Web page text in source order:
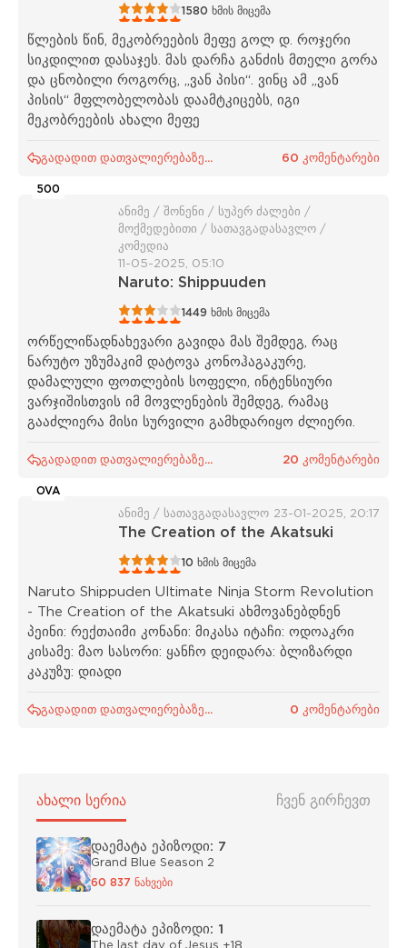
1580 ხმის მიცემა
წლების წინ, მეკობრეების მეფე გოლ დ. როჯერი
სიკდილით დასაჯეს. მას დარჩა განძის მთელი გორა
და ცნობილი როგორც, „ვან პისი“. ვინც ამ „ვან
პისის“ მფლობელობას დაამტკიცებს, იგი
მეკობრეების ახალი მეფე
გადადით დათვალიერებაზე... 60 კომენტარები
500
ანიმე / შონენი / სუპერ ძალები /
მოქმედებითი / სათავგადასავლო /
კომედია
11-05-2025, 05:10
Naruto: Shippuuden
1449 ხმის მიცემა
ორწელიწადნახევარი გავიდა მას შემდეგ, რაც
ნარუტო უზუმაკიმ დატოვა კონოჰაგაკურე,
დამალული ფოთლების სოფელი, ინტენსიური
ვარჯიშისთვის იმ მოვლენების შემდეგ, რამაც
გააძლიერა მისი სურვილი გამხდარიყო ძლიერი.
გადადით დათვალიერებაზე... 20 კომენტარები
OVA
ანიმე / სათავგადასავლო 23-01-2025, 20:17
The Creation of the Akatsuki
10 ხმის მიცემა
Naruto Shippuden Ultimate Ninja Storm Revolution
- The Creation of the Akatsuki ახმოვანებდნენ
პეინი: რექთაიმი კონანი: მიკასა იტაჩი: ოდოაკრი
კისამე: მაო სასორი: ყანჩო დეიდარა: ბლიზარდი
კაკუზუ: დიადი
გადადით დათვალიერებაზე... 0 კომენტარები
ᲐᲮᲐᲚᲘ ᲡᲔᲠᲘᲐ ᲩᲕᲔᲜ ᲒᲘᲠᲩᲔᲕᲗ
დაემატა ეპიზოდი: 7
Grand Blue Season 2
60 837 ნახვები
დაემატა ეპიზოდი: 1
The last day of Jesus +18